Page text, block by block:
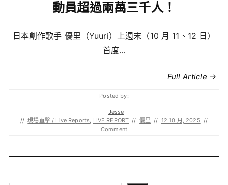
動員超過兩萬三千人！
日本創作歌手 優里（Yuuri）上週末（10 月 11、12 日）
首度...
Full Article →
Posted by:
Jesse
// 現場直擊 / Live Reports, LIVE REPORT // 優里 // 12 10 月, 2025 //
Comment